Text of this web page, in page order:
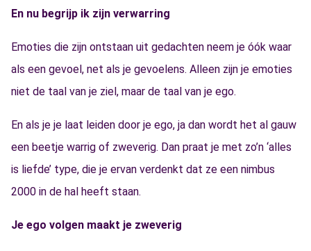
En nu begrijp ik zijn verwarring
Emoties die zijn ontstaan uit gedachten neem je óók waar
als een gevoel, net als je gevoelens. Alleen zijn je emoties
niet de taal van je ziel, maar de taal van je ego.
En als je je laat leiden door je ego, ja dan wordt het al gauw
een beetje warrig of zweverig. Dan praat je met zo’n ‘alles
is liefde’ type, die je ervan verdenkt dat ze een nimbus
2000 in de hal heeft staan.
Je ego volgen maakt je zweverig